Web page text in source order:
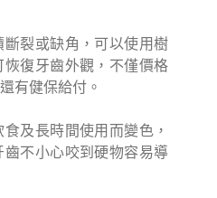
裂或缺角，可以使用樹
復牙齒外觀，不僅價格
有健保給付。
及長時間使用而變色，
不小心咬到硬物容易導